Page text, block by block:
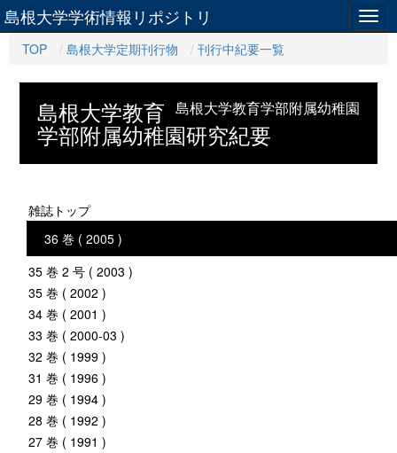
島根大学学術情報リポジトリ
TOP 島根大学定期刊行物 刊行中紀要一覧
島根大学教育学部附属幼稚園
島根大学教育
学部附属幼稚園研究紀要
雑誌トップ
36 巻 ( 2005 )
35 巻 2 号 ( 2003 )
35 巻 ( 2002 )
34 巻 ( 2001 )
33 巻 ( 2000-03 )
32 巻 ( 1999 )
31 巻 ( 1996 )
29 巻 ( 1994 )
28 巻 ( 1992 )
27 巻 ( 1991 )